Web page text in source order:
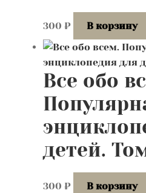
300 ₽ В корзину
Все обо
детей.
300 ₽ В корзину